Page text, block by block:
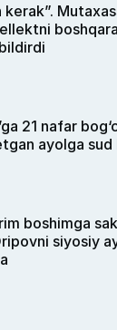
21 nafar
ayolga sud
boshimga
siyosiy